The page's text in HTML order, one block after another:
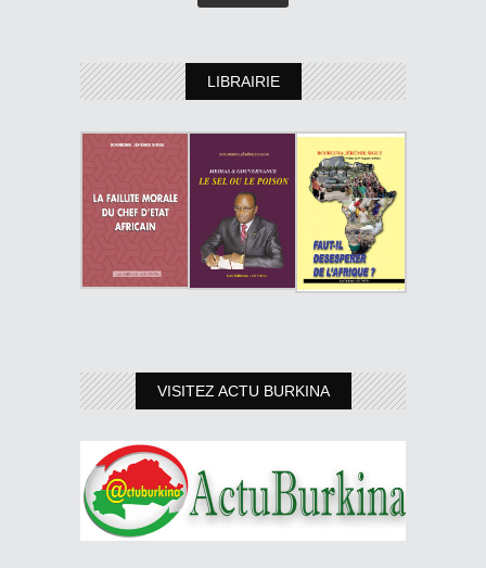
LIBRAIRIE
VISITEZ ACTU BURKINA